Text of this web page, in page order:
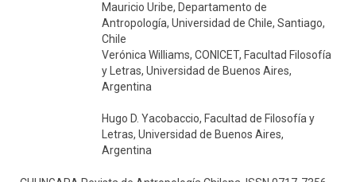
Mauricio Uribe, Departamento de
Antropología, Universidad de Chile, Santiago,
Chile
Verónica Williams, CONICET, Facultad Filosofía
y Letras, Universidad de Buenos Aires,
Argentina
Hugo D. Yacobaccio, Facultad de Filosofía y
Letras, Universidad de Buenos Aires,
Argentina